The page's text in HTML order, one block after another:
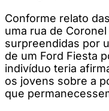
Conforme relato
uma rua de
surpreendidas por
de um Ford Fiesta
indivíduo teria
os jovens sobre a
que